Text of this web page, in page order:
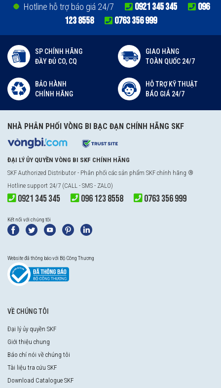
Hotline hỗ trợ báo giá 24/7 0921 345 345
096
123 8558
0763 356 999
SP CHÍNH HÃNG
ĐẦY ĐỦ CO, CQ
GIAO HÀNG
TOÀN QUỐC 24/7
BẢO HÀNH
CHÍNH HÃNG
HỖ TRỢ KỸ THUẬT
BÁO GIÁ 24/7
NHÀ PHÂN PHỐI VÒNG BI BẠC ĐẠN CHÍNH HÃNG SKF
ĐẠI LÝ ỦY QUYỀN VÒNG BI SKF CHÍNH HÃNG
SKF Authorized Distributor - Phân phối các sản phẩm SKF chính hãng ®
Hotline support 24/7 (CALL - SMS - ZALO)
0921 345 345 096 123 8558 0763 356 999
Kết nối với chúng tôi
Website đã thông báo với Bộ Công Thương
VỀ CHÚNG TÔI
Đại lý ủy quyền SKF
Giới thiệu chung
Báo chí nói về chúng tôi
Tài liệu tra cứu SKF
Download Catalogue SKF